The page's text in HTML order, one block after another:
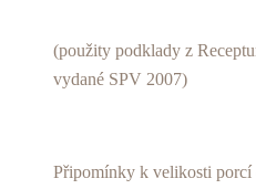
(použity podklady z
vydané SPV 2007)
Připomínky k velikosti porcí